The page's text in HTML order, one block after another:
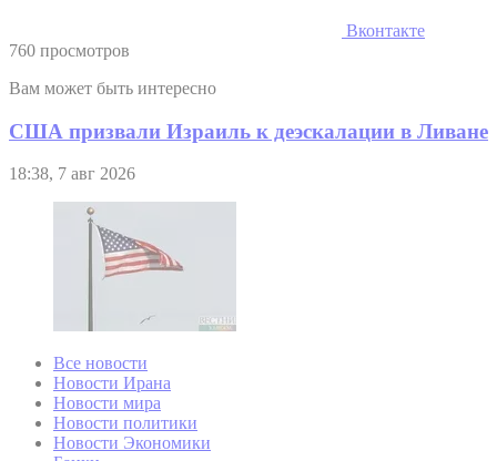
Вконтакте
760 просмотров
Вам может быть интересно
США призвали Израиль к деэскалации в Ливане
18:38, 7 авг 2026
Все новости
Новости Ирана
Новости мира
Новости политики
Новости Экономики